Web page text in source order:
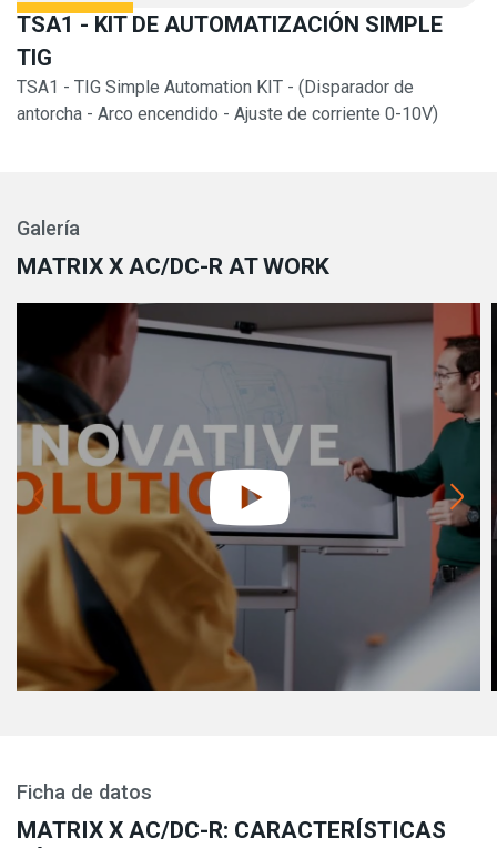
TSA1 - KIT DE AUTOMATIZACIÓN SIMPLE
TIG
TSA1 - TIG Simple Automation KIT - (Disparador de
antorcha - Arco encendido - Ajuste de corriente 0-10V)
Galería
MATRIX X AC/DC-R AT WORK
Ficha de datos
MATRIX X AC/DC-R: CARACTERÍSTICAS